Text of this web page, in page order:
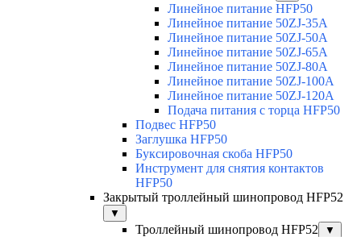
Линейное питание HFP50
Линейное питание 50ZJ-35A
Линейное питание 50ZJ-50A
Линейное питание 50ZJ-65A
Линейное питание 50ZJ-80A
Линейное питание 50ZJ-100A
Линейное питание 50ZJ-120A
Подача питания с торца HFP50
Подвес HFP50
Заглушка HFP50
Буксировочная скоба HFP50
Инструмент для снятия контактов
HFP50
Закрытый троллейный шинопровод HFP52
▼
Троллейный шинопровод HFP52 ▼